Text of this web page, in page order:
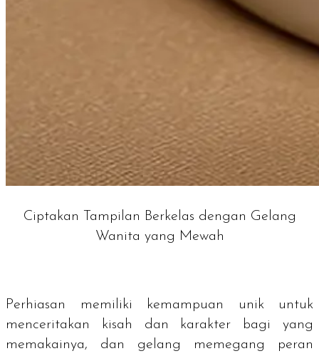
Ciptakan Tampilan Berkelas dengan Gelang
Wanita yang Mewah
Perhiasan memiliki kemampuan unik untuk
menceritakan kisah dan karakter bagi yang
memakainya, dan gelang memegang peran